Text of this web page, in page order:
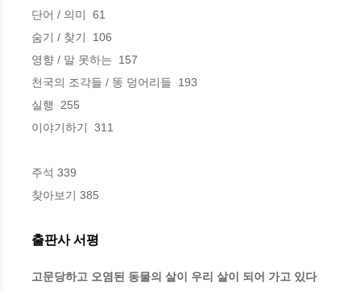
단어 / 의미  61
숨기 / 찾기  106
영향 / 말 못하는  157
천국의 조각들 / 똥 덩어리들  193
실행  255
이야기하기  311
주석 339
찾아보기 385
출판사 서평
고문당하고 오염된 동물의 살이 우리 살이 되어 가고 있다